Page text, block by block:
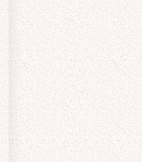
正直、安い業者さんには安いなりの理由
さんには高いなりの理由があります。
保証内容、施工の丁寧さ、自社施工かど
どんなに丁寧にシロアリ駆除を行っても
いような場所にシロアリがいた場合、再
シロアリ駆除の会社では、「自社施工」
場合があります。これは、 「自分の会社
しろあり防除施工士は、1964年にシロ
を行う技術者のために誕生した資格です。